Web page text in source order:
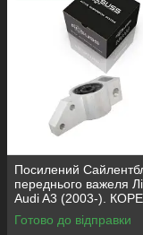
Посилений
переднього важеля
Audi A3 (2003-).
Acsuss! 34762 ,
VKDS331004
Готово до відправки